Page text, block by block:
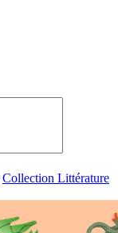
Collection Littérature